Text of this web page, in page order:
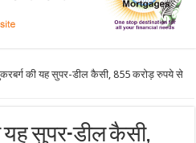
की यह सुपर-डील कैसी, 855 करोड़ रुपये से
यह सुपर-डील कैसी,